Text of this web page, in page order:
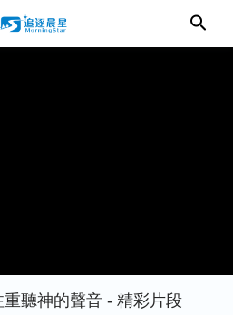
聽神的聲音 - 精彩片段